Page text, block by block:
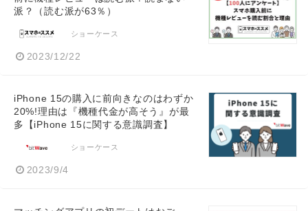
派？（読む派が63％）
ショーケース
2023/12/22
iPhone 15の購入に前向きなのはわずか
20%!理由は『機種代金が高そう』が最
多【iPhone 15に関する意識調査】
ショーケース
2023/9/4